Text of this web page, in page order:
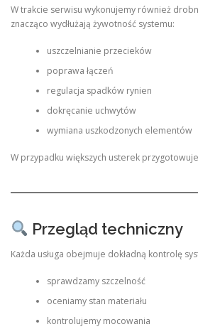
W trakcie serwisu wykonujemy również
znacząco wydłużają żywotność systemu:
uszczelnianie przecieków
poprawa łączeń
regulacja spadków rynien
dokręcanie uchwytów
wymiana uszkodzonych elementów
W przypadku większych usterek
Przegląd techniczny
Każda usługa obejmuje dokładną kontrolę
sprawdzamy szczelność
oceniamy stan materiału
kontrolujemy mocowania